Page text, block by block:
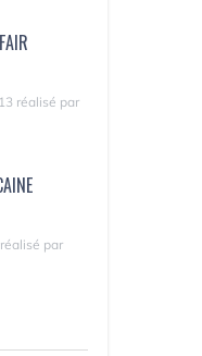
réalisé par
par